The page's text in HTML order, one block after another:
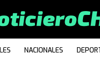
NACIONALES